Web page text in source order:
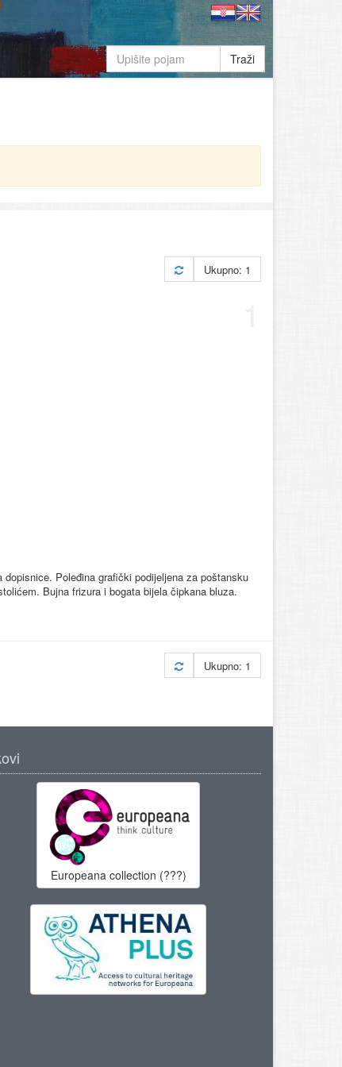
Traži
Ukupno: 1
Poleđina grafički podijeljena za poštansku
Bujna frizura i bogata bijela čipkana bluza.
Ukupno: 1
Europeana collection (???)